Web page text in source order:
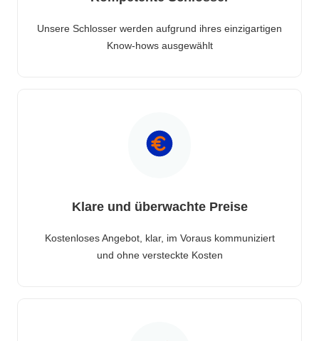
Unsere Schlosser werden aufgrund ihres einzigartigen
Know-hows ausgewählt
Klare und überwachte Preise
Kostenloses Angebot, klar, im Voraus kommuniziert
und ohne versteckte Kosten